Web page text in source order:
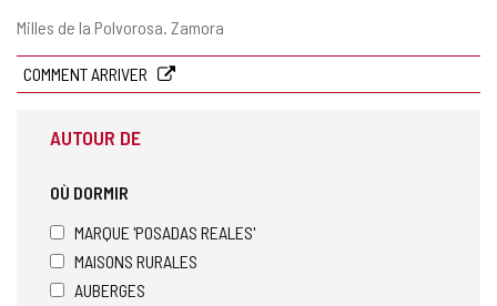
Adresse
Milles de la Polvorosa. Zamora
COMMENT ARRIVER
AUTOUR DE
OÙ DORMIR
MARQUE 'POSADAS REALES'
MAISONS RURALES
AUBERGES